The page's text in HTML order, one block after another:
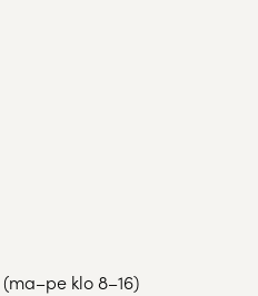
(ma–pe klo 8–16)